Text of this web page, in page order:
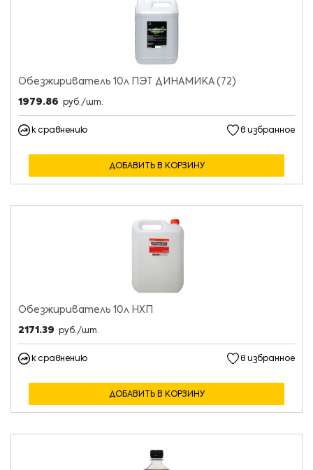
Обезжириватель 10л ПЭТ ДИНАМИКА (72)
1979.86 руб./шт.
к сравнению в избранное
ДОБАВИТЬ В КОРЗИНУ
Обезжириватель 10л НХП
2171.39 руб./шт.
к сравнению в избранное
ДОБАВИТЬ В КОРЗИНУ